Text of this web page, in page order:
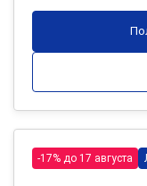
-17% до 17 августа